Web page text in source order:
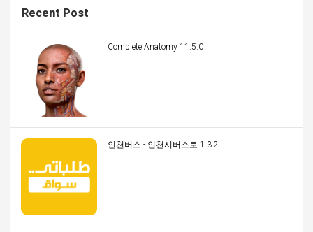
Recent Post
Complete Anatomy 11.5.0
인천버스 - 인천시버스로 1.3.2